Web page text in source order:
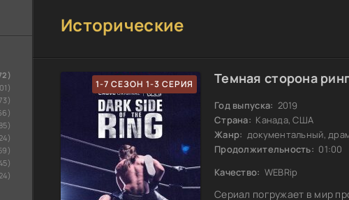
Исторические
1-7 СЕЗОН 1-3 СЕРИЯ Темная сторона
Год выпуска: 2019
Страна: Канада, США
Жанр: документальный,
Продолжительность: 01:00
Качество: WEBRip
Сериал погружает в мир